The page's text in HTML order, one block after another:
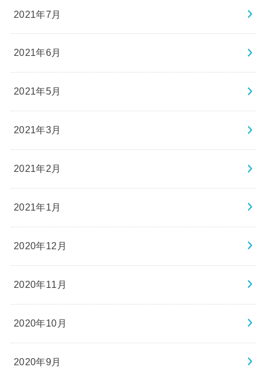
2021年7月
2021年6月
2021年5月
2021年3月
2021年2月
2021年1月
2020年12月
2020年11月
2020年10月
2020年9月